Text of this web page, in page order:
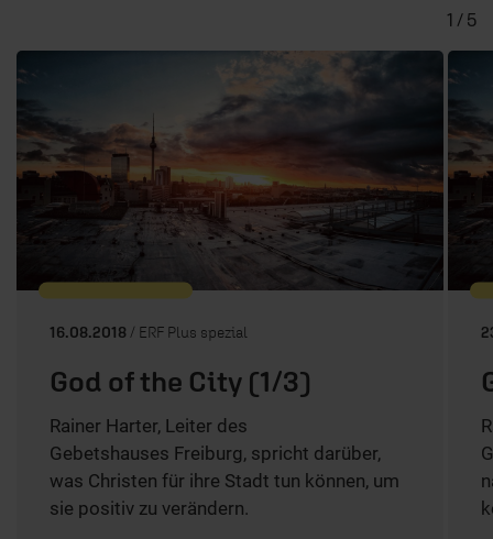
16.08.2018 / ERF Plus spezial
God of the City (1/3)
Rainer Harter, Leiter des
Gebetshauses Freiburg, spricht darüber,
was Christen für ihre Stadt tun können, um
sie positiv zu verändern.
1 / 5